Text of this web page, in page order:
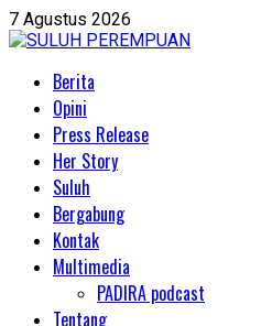
Skip
to
7 Agustus 2026
PrimaryBerita
Opini
Press Release
Her Story
Suluh
Bergabung
Kontak
Multimedia
PADIRA podcast
Tentang